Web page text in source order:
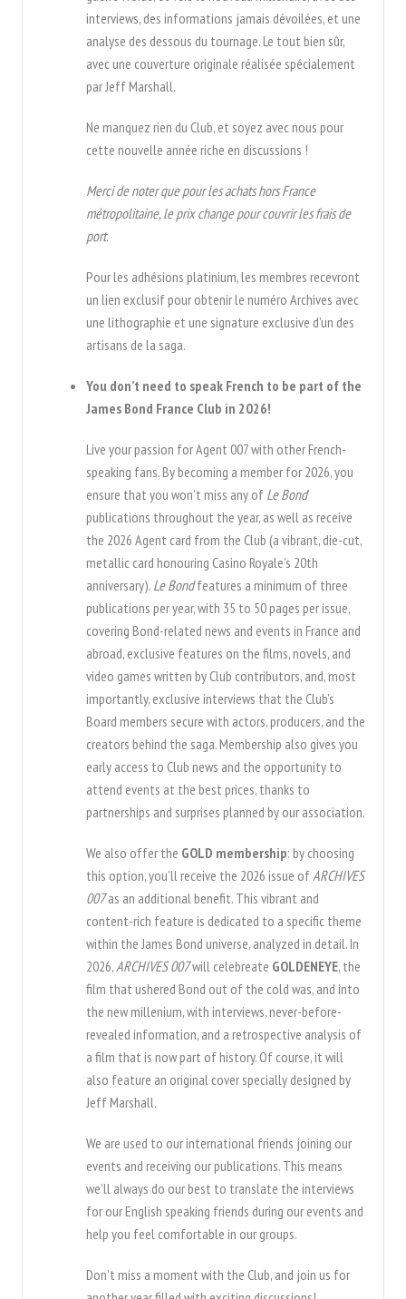
interviews, des informations jamais dévoilées, et une
analyse des dessous du tournage. Le tout bien sûr,
avec une couverture originale réalisée spécialement
par Jeff Marshall.
Ne manquez rien du Club, et soyez avec nous pour
cette nouvelle année riche en discussions !
Merci de noter que pour les achats hors France
métropolitaine, le prix change pour couvrir les frais de
port.
Pour les adhésions platinium, les membres recevront
un lien exclusif pour obtenir le numéro Archives avec
une lithographie et une signature exclusive d’un des
artisans de la saga.
You don’t need to speak French to be part of the
James Bond France Club in 2026!
Live your passion for Agent 007 with other French-
speaking fans. By becoming a member for 2026, you
ensure that you won’t miss any of Le Bond’
publications throughout the year, as well as receive
the 2026 Agent card from the Club (a vibrant, die-cut,
metallic card honouring Casino Royale’s 20th
anniversary). Le Bondfeatures a minimum of three
publications per year, with 35 to 50 pages per issue,
covering Bond-related news and events in France and
abroad, exclusive features on the films, novels, and
video games written by Club contributors, and, most
importantly, exclusive interviews that the Club’s
Board members secure with actors, producers, and the
creators behind the saga. Membership also gives you
early access to Club news and the opportunity to
attend events at the best prices, thanks to
partnerships and surprises planned by our association.
We also offer the GOLD membership: by choosing
this option, you’ll receive the 2026 issue of ARCHIVES
007as an additional benefit. This vibrant and
content-rich feature is dedicated to a specific theme
within the James Bond universe, analyzed in detail. In
2026, ARCHIVES 007will celebreate GOLDENEYE, the
film that ushered Bond out of the cold was, and into
the new millenium, with interviews, never-before-
revealed information, and a retrospective analysis of
a film that is now part of history. Of course, it will
also feature an original cover specially designed by
Jeff Marshall.
We are used to our international friends joining our
events and receiving our publications. This means
we’ll always do our best to translate the interviews
for our English speaking friends during our events and
help you feel comfortable in our groups.
Don’t miss a moment with the Club, and join us for